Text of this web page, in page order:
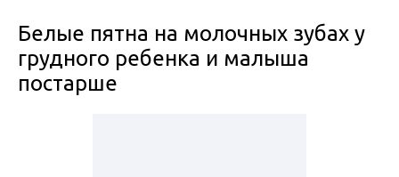
Белые пятна на молочных зубах у
грудного ребенка и малыша
постарше